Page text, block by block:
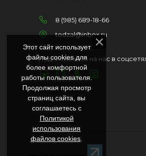
8 (985) 689-18-66
todzal@inbox.ru
Подписывайся на нас в
Этот сайт использует
файлы cookies для
более комфортной
работы пользователя.
Продолжая просмотр
страниц сайта, вы
соглашаетесь с
Политикой
использования
файлов cookies